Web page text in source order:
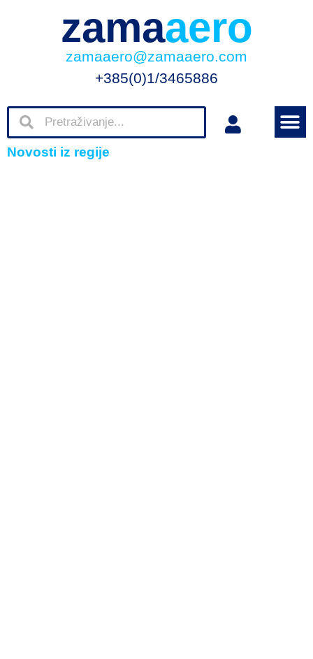
zamaaero
zamaaero@zamaaero.com
+385(0)1/3465886
Novosti iz regije